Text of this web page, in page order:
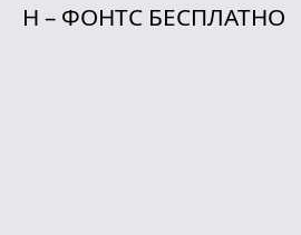
H – ФОНТС БЕСПЛАТНО